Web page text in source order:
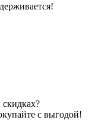
с выгодой!